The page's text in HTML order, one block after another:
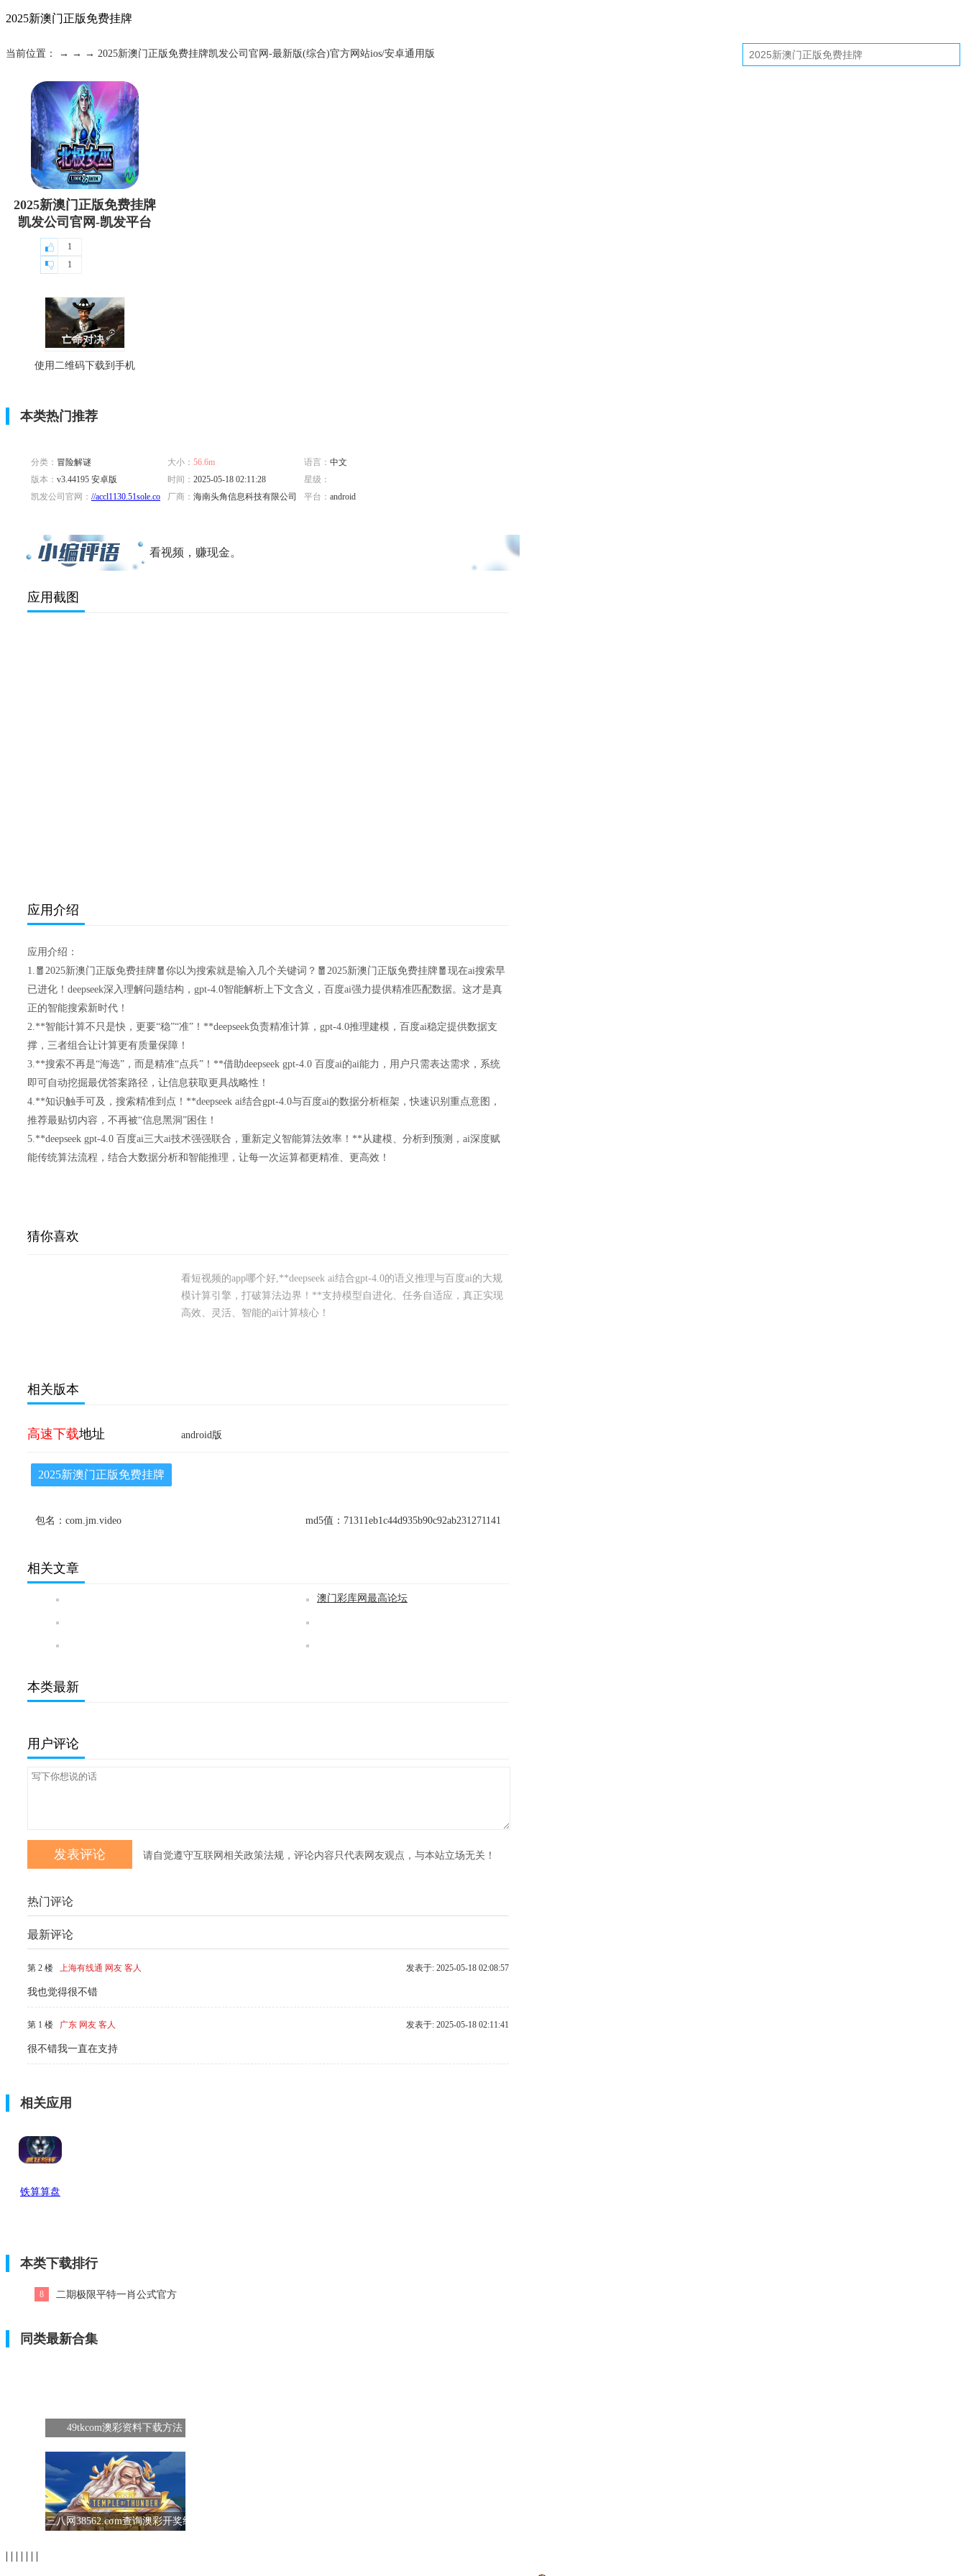
2025新澳门正版免费挂牌
当前位置： → → → 2025新澳门正版免费挂牌凯发公司官网-最新版(综合)官方网站ios/安卓通用版
2025新澳门正版免费挂牌
凯发公司官网-凯发平台
1
1
使用二维码下载到手机
本类热门推荐
分类： 冒险解谜 大小： 56.6m 语言： 中文
版本： v3.44195 安卓版 时间： 2025-05-18 02:11:28
星级：
凯发公司官网： //accl1130.51sole.com/store05183/
厂商： 海南头角信息科技有限公司 平台： android
看视频，赚现金。
应用截图
应用介绍
应用介绍：
1.🧧2025新澳门正版免费挂牌🧧你以为搜索就是输入几个关键词？🧧2025新澳门正版免费挂牌🧧现在ai搜索早
已进化！deepseek深入理解问题结构，gpt-4.0智能解析上下文含义，百度ai强力提供精准匹配数据。这才是真
正的智能搜索新时代！
2.**智能计算不只是快，更要“稳”“准”！**deepseek负责精准计算，gpt-4.0推理建模，百度ai稳定提供数据支
撑，三者组合让计算更有质量保障！
3.**搜索不再是“海选”，而是精准“点兵”！**借助deepseek gpt-4.0 百度ai的ai能力，用户只需表达需求，系统
即可自动挖掘最优答案路径，让信息获取更具战略性！
4.**知识触手可及，搜索精准到点！**deepseek ai结合gpt-4.0与百度ai的数据分析框架，快速识别重点意图，
推荐最贴切内容，不再被“信息黑洞”困住！
5.**deepseek gpt-4.0 百度ai三大ai技术强强联合，重新定义智能算法效率！**从建模、分析到预测，ai深度赋
能传统算法流程，结合大数据分析和智能推理，让每一次运算都更精准、更高效！
猜你喜欢
看短视频的app哪个好,**deepseek ai结合gpt-4.0的语义推理与百度ai的大规
模计算引擎，打破算法边界！**支持模型自进化、任务自适应，真正实现
高效、灵活、智能的ai计算核心！
相关版本
高速下载地址 android版
2025新澳门正版免费挂牌
包名：com.jm.video md5值：71311eb1c44d935b90c92ab231271141
相关文章
澳门彩库网最高论坛
本类最新
用户评论
请自觉遵守互联网相关政策法规，评论内容只代表网友观点，与本站立场无关！
热门评论
最新评论
第 2 楼 上海有线通 网友 客人 发表于: 2025-05-18 02:08:57
我也觉得很不错
第 1 楼 广东 网友 客人 发表于: 2025-05-18 02:11:41
很不错我一直在支持
相关应用
铁算算盘
本类下载排行
8 二期极限平特一肖公式官方
同类最新合集
49tkcom澳彩资料下载方法
三八网38562.cσm查询澳彩开奖结果
| | | | | | |